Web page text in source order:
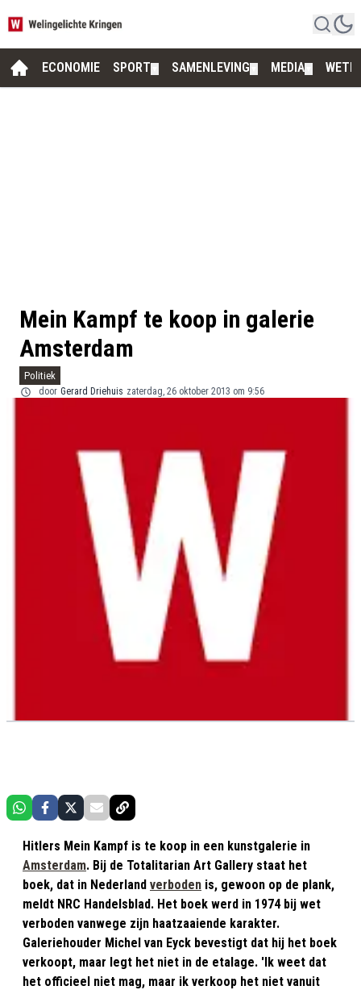
ECONOMIE SPORT SAMENLEVING MEDIA
Mein Kampf te koop in galerie
Amsterdam
Politiek
door Gerard Driehuis zaterdag, 26 oktober 2013 om 9:56
Hitlers Mein Kampf is te koop in een kunstgalerie in
Amsterdam. Bij de Totalitarian Art Gallery staat het
boek, dat in Nederland verboden is, gewoon op de plank,
meldt NRC Handelsblad. Het boek werd in 1974 bij wet
verboden vanwege zijn haatzaaiende karakter.
Galeriehouder Michel van Eyck bevestigt dat hij het boek
verkoopt, maar legt het niet in de etalage. 'Ik weet dat
het officieel niet mag, maar ik verkoop het niet vanuit